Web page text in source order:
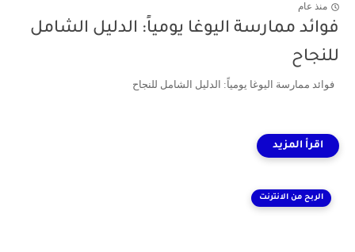
منذ عام
فوائد ممارسة اليوغا يومياً: الدليل الشامل
للنجاح
فوائد ممارسة اليوغا يومياً: الدليل الشامل للنجاح
الربح من الانترنت